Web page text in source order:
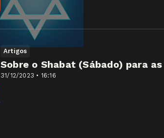
Artigos
31/12/2023 • 16:16
Sobre o Shabat (Sábado) para